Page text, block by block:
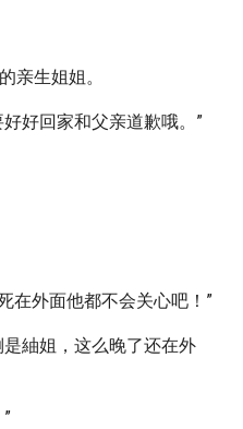
亲生姐姐。
好回家和父亲道歉哦。”
在外面他都不会关心吧！”
紬姐，这么晚了还在外